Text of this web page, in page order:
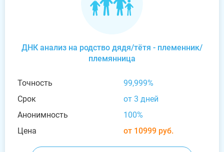
ДНК анализ на родство дядя/тётя - племенник/
племянница
Точность
99,999%
Срок
от 3 дней
Анонимность
100%
Цена
от 10999 руб.